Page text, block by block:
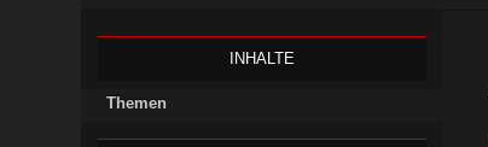
INHALTE
Themen